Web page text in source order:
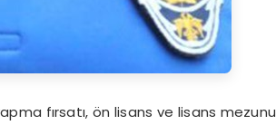
fırsatı, ön lisans ve lisans mezunu